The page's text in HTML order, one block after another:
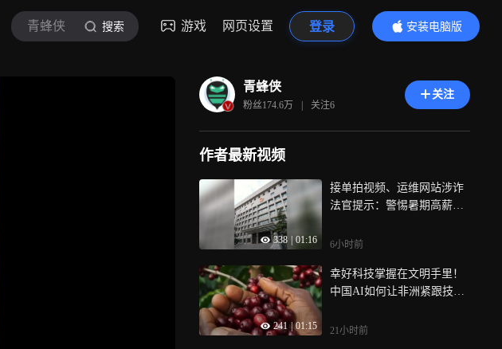
青蜂侠 搜索 游戏 网页设置 登录
安装电脑版
内容更精彩
青蜂侠
粉丝174.6万 | 关注6
关注
作者最新视频
338 01:16
接单拍视频、运维网站涉诈
法官提示：警惕暑期高薪兼
6小时前
241 01:15
幸好科技掌握在文明手里！
中国AI如何让非洲紧跟技术
意义在此刻具现
21小时前